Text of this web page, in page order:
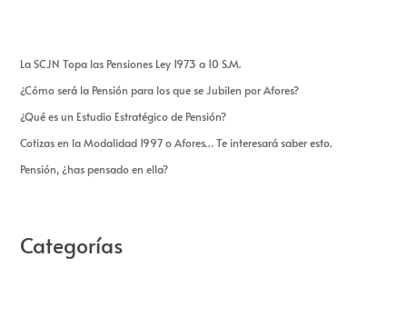
La SCJN Topa las Pensiones Ley 1973 a 10 S.M.
¿Cómo será la Pensión para los que se Jubilen por Afores?
¿Qué es un Estudio Estratégico de Pensión?
Cotizas en la Modalidad 1997 o Afores… Te interesará saber esto.
Pensión, ¿has pensado en ella?
Categorías